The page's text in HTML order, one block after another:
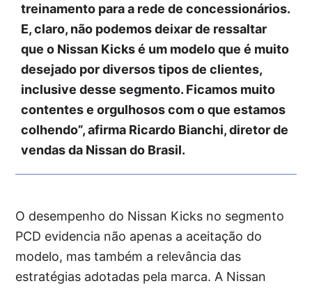
treinamento para a rede de concessionários.
E, claro, não podemos deixar de ressaltar
que o Nissan Kicks é um modelo que é muito
desejado por diversos tipos de clientes,
inclusive desse segmento. Ficamos muito
contentes e orgulhosos com o que estamos
colhendo”, afirma Ricardo Bianchi, diretor de
vendas da Nissan do Brasil.
O desempenho do Nissan Kicks no segmento
PCD evidencia não apenas a aceitação do
modelo, mas também a relevância das
estratégias adotadas pela marca. A Nissan